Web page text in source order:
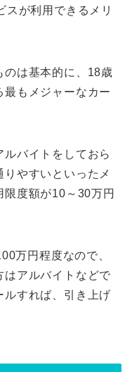
スが利用できるメリ
のは基本的に、18歳
もメジャーなカー
バイトをしておら
やすいといったメ
限度額が10～30万円
万円程度なので、
はアルバイトなどで
すれば、引き上げ